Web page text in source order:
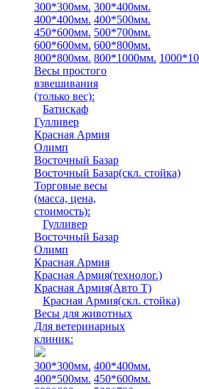
300*300мм. 300*400мм.
400*400мм. 400*500мм.
450*600мм. 500*700мм.
600*600мм. 600*800мм.
800*800мм. 800*1000мм.
Весы простого
взвешивания
(только вес):
Батискаф
Гулливер
Красная Армия
Олимп
Восточный Базар
Восточный Базар(скл. стойка)
Торговые весы
(масса, цена,
стоимость):
Гулливер
Восточный Базар
Олимп
Красная Армия
Красная Армия(технолог.)
Красная Армия(Авто Т)
Красная Армия(скл. стойка)
Весы для животных
Для ветеринарных
клиник:
300*300мм. 400*400мм.
400*500мм. 450*600мм.